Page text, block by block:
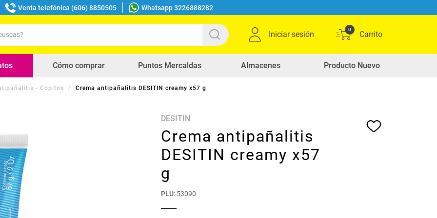
Venta telefónica (606) 8850505 Whatsapp 3226888282
Iniciar sesión
0
Cómo comprar Puntos Mercaldas Almacenes Producto Nuevo
- Copitos Crema antipañalitis DESITIN creamy x57 g
DESITIN
Crema antipañalitis
DESITIN creamy x57
g
PLU: 53090
buscados